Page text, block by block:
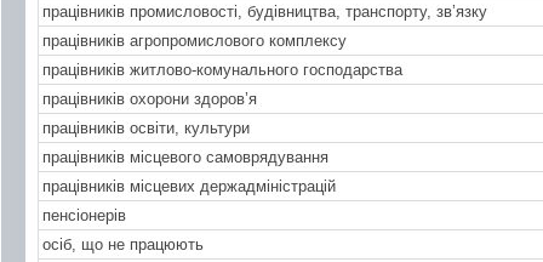
працівників промисловості, будівництва, транспорту, зв’язку
працівників агропромислового комплексу
працівників житлово-комунального господарства
працівників охорони здоров’я
працівників освіти, культури
працівників місцевого самоврядування
працівників місцевих держадміністрацій
пенсіонерів
осіб, що не працюють